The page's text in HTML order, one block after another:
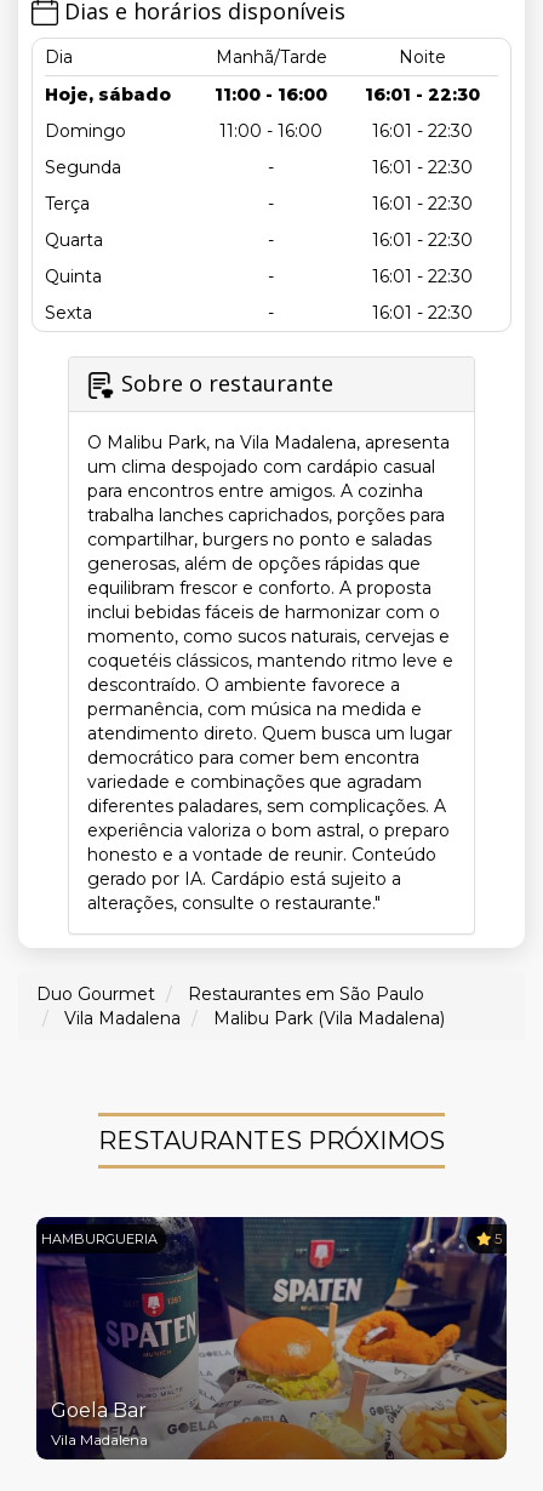
Dias e horários disponíveis
Dia Manhã/Tarde
Noite
Hoje, sábado
11:00 - 16:00
16:01 - 22:30
Domingo
11:00 - 16:00
16:01 - 22:30
Segunda
-
16:01 - 22:30
Terça
-
16:01 - 22:30
Quarta
-
16:01 - 22:30
Quinta
-
16:01 - 22:30
Sexta
- 16:01 - 22:30
Sobre o restaurante
O Malibu Park, na Vila Madalena, apresenta
um clima despojado com cardápio casual
para encontros entre amigos. A cozinha
trabalha lanches caprichados, porções para
compartilhar, burgers no ponto e saladas
generosas, além de opções rápidas que
equilibram frescor e conforto. A proposta
inclui bebidas fáceis de harmonizar com o
momento, como sucos naturais, cervejas e
coquetéis clássicos, mantendo ritmo leve e
descontraído. O ambiente favorece a
permanência, com música na medida e
atendimento direto. Quem busca um lugar
democrático para comer bem encontra
variedade e combinações que agradam
diferentes paladares, sem complicações. A
experiência valoriza o bom astral, o preparo
honesto e a vontade de reunir. Conteúdo
gerado por IA. Cardápio está sujeito a
alterações, consulte o restaurante."
Duo Gourmet
Restaurantes em São Paulo
Vila Madalena
Malibu Park (Vila Madalena)
RESTAURANTES PRÓXIMOS
HAMBURGUERIA 5
Goela Bar
Vila Madalena